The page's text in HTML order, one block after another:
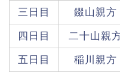
三日目 錣山親方
四日目 二十山親
五日目 稲川親方